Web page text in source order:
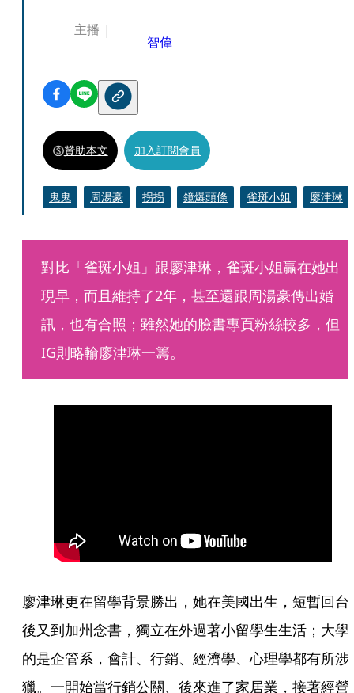
主播
智偉
贊助本文 加入訂閱會員
鬼鬼 周湯豪 拐拐 鏡爆頭條 雀斑小姐 廖津琳
對比「雀斑小姐」跟廖津琳，雀斑小姐贏在她出
現早，而且維持了2年，甚至還跟周湯豪傳出婚
訊，也有合照；雖然她的臉書專頁粉絲較多，但
IG則略輸廖津琳一籌。
廖津琳更在留學背景勝出，她在美國出生，短暫回台
後又到加州念書，獨立在外過著小留學生生活；大學
的是企管系，會計、行銷、經濟學、心理學都有所涉
獵。一開始當行銷公關、後來進了家居業，接著經營